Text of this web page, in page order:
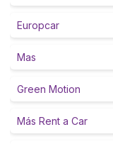
Europcar
Mas
Green Motion
Más Rent a Car